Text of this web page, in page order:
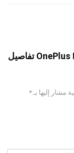
كن أول من يراجع “سعر و مواصفات OnePlus N6 تفاصيل
مشار إليها بـ*